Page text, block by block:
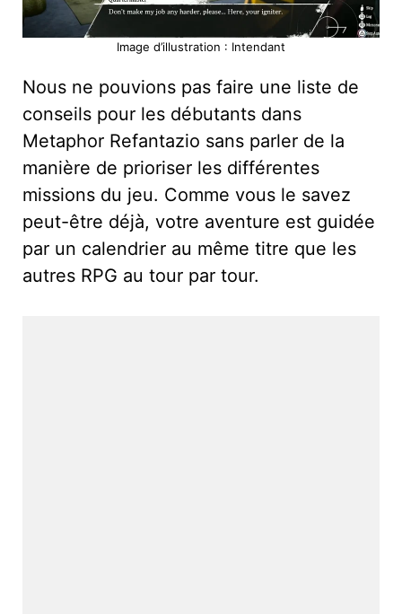
Image d’illustration : Intendant
Nous ne pouvions pas faire une liste de
conseils pour les débutants dans
Metaphor Refantazio sans parler de la
manière de prioriser les différentes
missions du jeu. Comme vous le savez
peut-être déjà, votre aventure est guidée
par un calendrier au même titre que les
autres RPG au tour par tour.